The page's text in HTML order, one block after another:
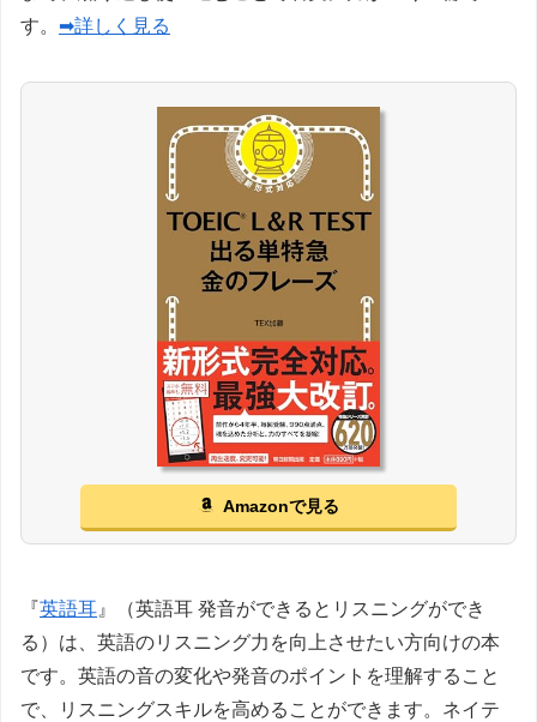
す。 ➡詳しく見る
Amazonで見る
『英語耳 』（英語耳 発音ができるとリスニングができ
る）は、英語のリスニング力を向上させたい方向けの本
です。英語の音の変化や発音のポイントを理解すること
で、リスニングスキルを高めることができます。ネイテ